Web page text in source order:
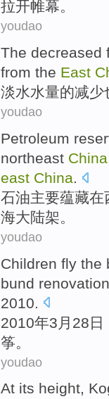
拉开帷幕。
youdao
The decreased
from the East
淡水水量的减少
youdao
Petroleum
northeast China
east China.
石油主要蕴藏在
海大陆架。
youdao
Children fly the
bund renovation
2010.
2010年3月 28日
筝。
youdao
At its height,